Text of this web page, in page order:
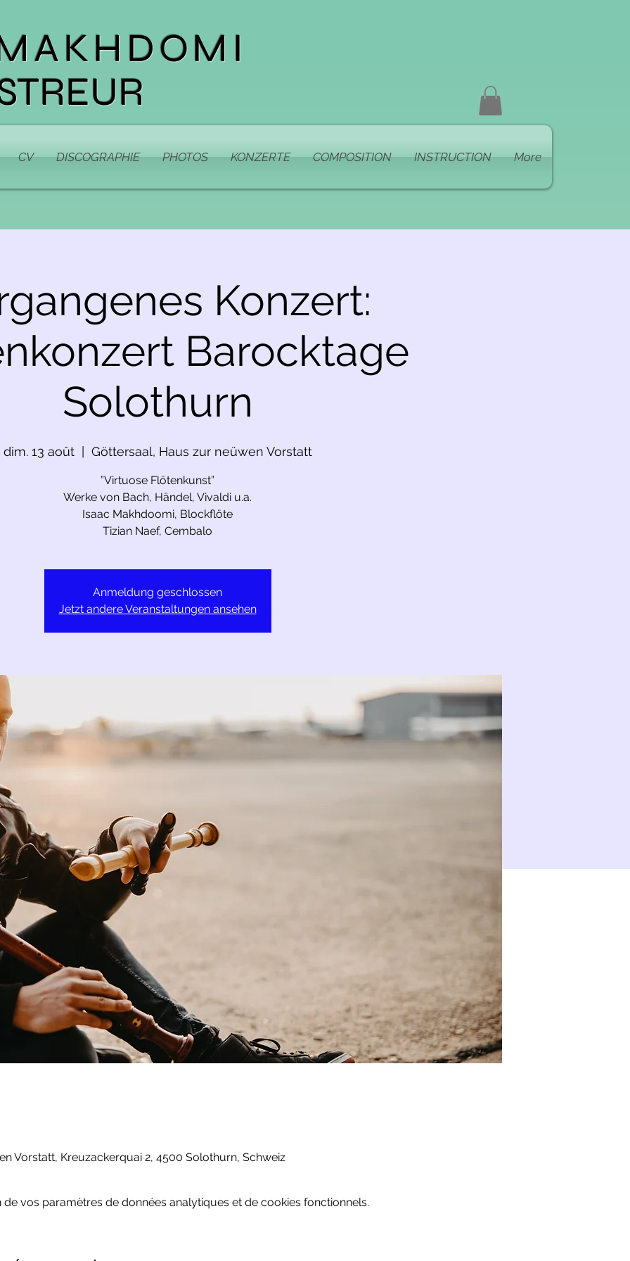
CV DISCOGRAPHIE PHOTOS KONZERTE COMPOSITION INSTRUCTION More
Konzert:
Barocktage
Solothurn
dim. 13 août
  |
Göttersaal, Haus zur neüwen Vorstatt
”Virtuose Flötenkunst”
Werke von Bach, Händel, Vivaldi u.a.
Isaac Makhdoomi, Blockflöte
Tizian Naef, Cembalo
Anmeldung geschlossen
Jetzt andere Veranstaltungen ansehen
Vorstatt, Kreuzackerquai 2, 4500 Solothurn, Schweiz
vos paramètres de données analytiques et de cookies fonctionnels.